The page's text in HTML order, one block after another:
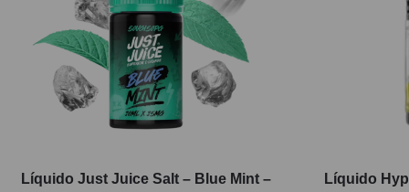
Líquido Just Juice Salt – Blue Mint –
Líquido